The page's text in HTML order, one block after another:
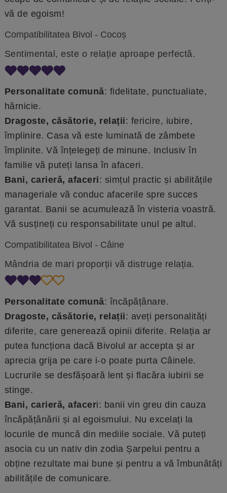
vă de egoism!
Compatibilitatea Bivol - Cocoș
Sentimental, este o relație aproape perfectă.
Personalitate comună: fidelitate, punctualiate,
hărnicie.
Dragoste, căsătorie, relații: fericire, iubire,
împlinire. Casa vă este luminată de zâmbete
împlinite. Vă înțelegeți de minune. Inclusiv în
familie vă puteți lansa în afaceri.
Bani, carieră, afaceri: simțul practic și abilitățile
manageriale vă conduc afacerile spre succes
garantat. Banii se acumulează în visteria voastră.
Vă susțineți cu responsabilitate unul pe altul.
Compatibilitatea Bivol - Câine
Mândria de mari proporții vă distruge relația.
Personalitate comună: încăpățânare.
Dragoste, căsătorie, relații: aveți personalități
diferite, care generează opinii diferite. Relația ar
putea funcționa dacă Bivolul ar accepta și ar
aprecia grija pe care i-o poate purta Câinele.
Lucrurile se desfășoară lent și flacăra iubirii se
stinge.
Bani, carieră, afaceri: banii vin greu din cauza
încăpățânării și al egoismului. Nu excelați la
locurile de muncă din mediile sociale. Vă puteți
asocia cu un nativ din zodia Șarpelui pentru a
obține rezultate mai bune și pentru a vă îmbunătăți
abilitățile de comunicare.